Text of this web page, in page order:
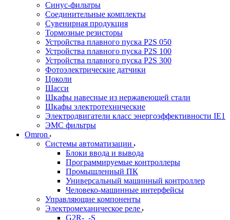
Синус-фильтры
Соединительные комплекты
Сувенирная продукция
Тормозные резисторы
Устройства плавного пуска P2S 050
Устройства плавного пуска P2S 100
Устройства плавного пуска P2S 300
Фотоэлектрические датчики
Цоколи
Шасси
Шкафы навесные из нержавеющей стали
Шкафы электротехнические
Электродвигатели класс энергоэффективности IE1
ЭМС фильтры
Omron
Системы автоматизации
Блоки ввода и вывода
Программируемые контроллеры
Промышленный ПК
Универсальный машинный контроллер
Человеко-машинные интерфейсы
Управляющие компоненты
Электромеханическое реле
G2R-_-S